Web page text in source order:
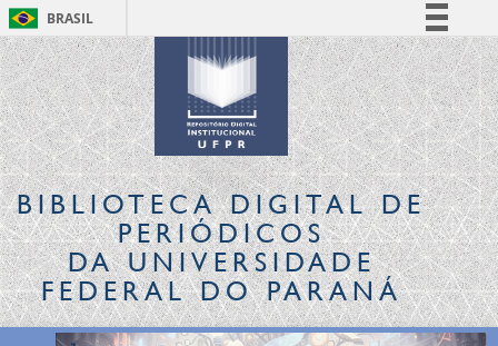
BRASIL
Simplifique!
Comunica BR
Participe
Acesso à informação
Legislação
Canais
BIBLIOTECA DIGITALDE
PERIÓDICOS
DA UNIVERSIDADE
FEDERAL DO PARANÁ